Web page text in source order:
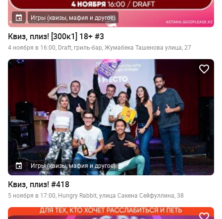
Игры (квизы, мафия и другое)
Квиз, плиз! [300к1] 18+ #3
4 ноября в 16:00, Draft, гриль-бар, Жумабека Ташенова улица, 27
Игры (квизы, мафия и другое)
Квиз, плиз! #418
5 ноября в 17:00, Hungry Rabbit, улица Сакена Сейфуллина, 38